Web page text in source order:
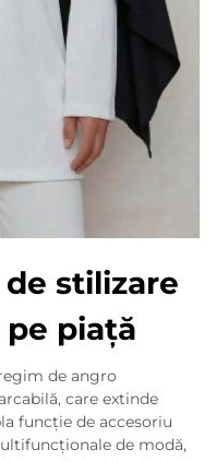
stilizare
piață
de angro
care extinde
funcție de accesoriu
de modă,